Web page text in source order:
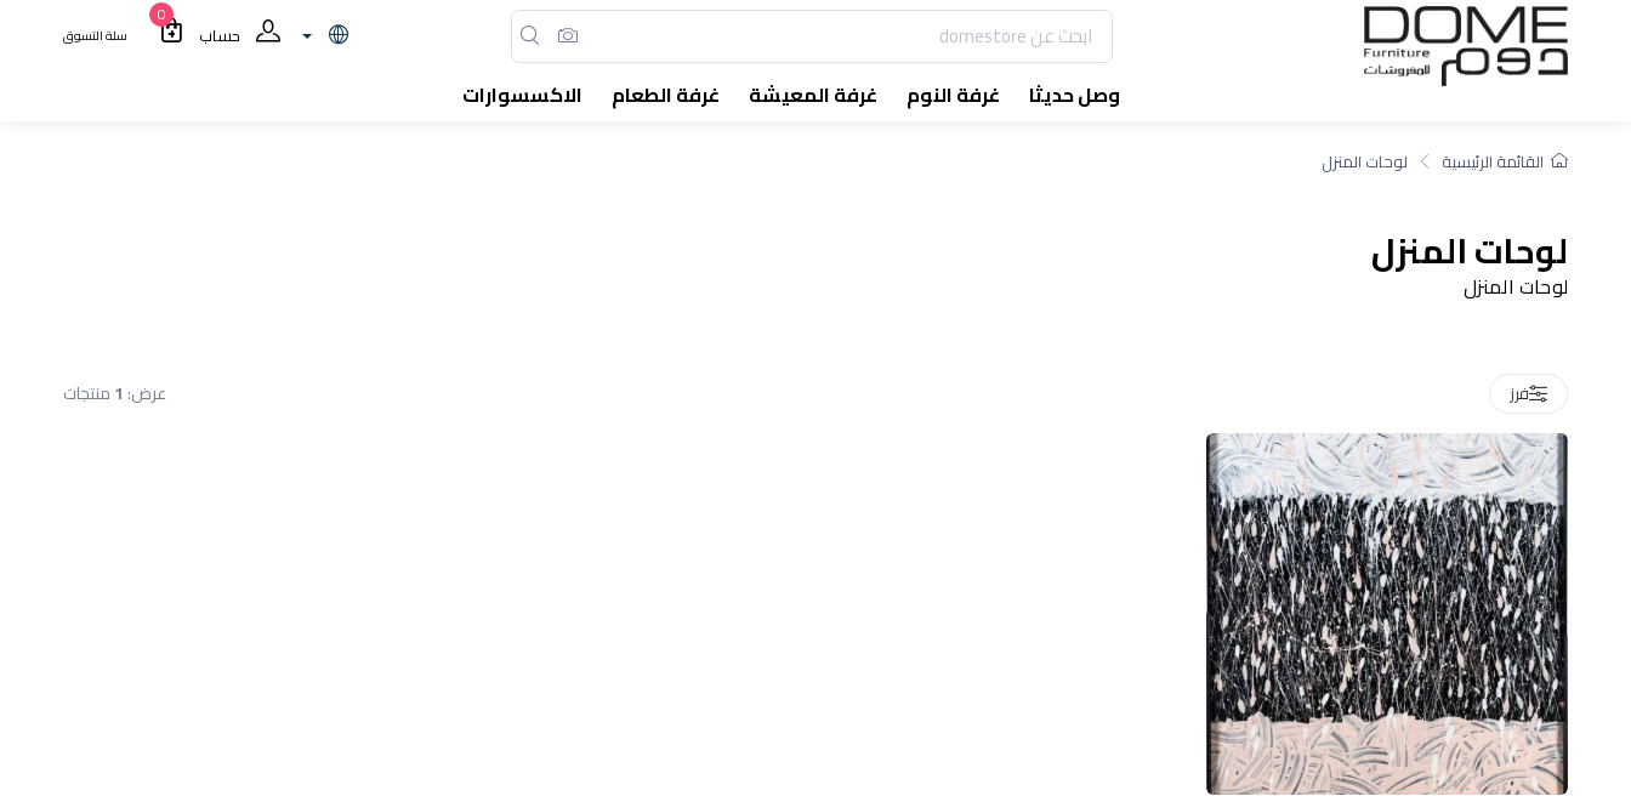
لوحات المنزل حساب
0
سلة التسوق
وصل حديثا غرفة النوم غرفة المعيشة غرفة الطعام الاكسسوارات
القائمة الرئيسية لوحات المنزل
لوحات المنزل
لوحات المنزل
فرز عرض: 1منتجات